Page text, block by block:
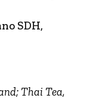
SDH,
Thai Tea,